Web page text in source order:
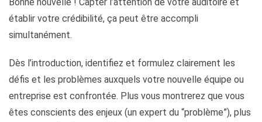
Bonne nouvelle ! Capter l’attention de votre auditoire et
établir votre crédibilité, ça peut être accompli
simultanément.
Dès l’introduction, identifiez et formulez clairement les
défis et les problèmes auxquels votre nouvelle équipe ou
entreprise est confrontée. Plus vous montrerez que vous
êtes conscients des enjeux (un expert du “problème”), plus